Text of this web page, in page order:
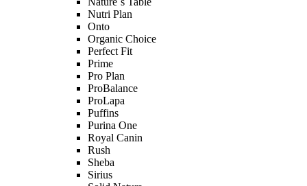
Nutri Plan
Onto
Organic Сhoice
Perfect Fit
Prime
Pro Plan
ProBalance
ProLapa
Puffins
Purina One
Royal Canin
Rush
Sheba
Sirius